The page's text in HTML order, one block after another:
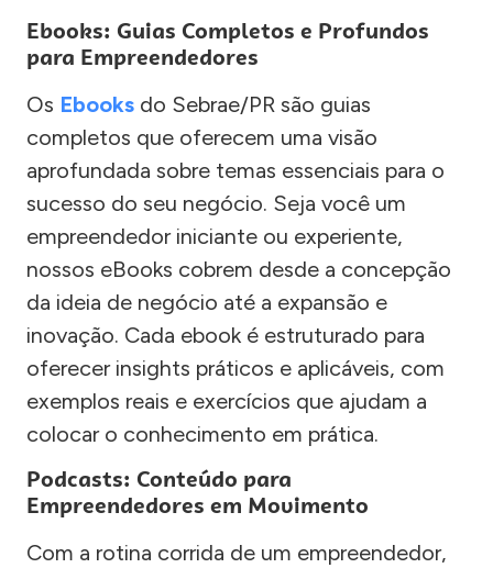
Ebooks: Guias Completos e Profundos
para Empreendedores
Os Ebooks do Sebrae/PR são guias
completos que oferecem uma visão
aprofundada sobre temas essenciais para o
sucesso do seu negócio. Seja você um
empreendedor iniciante ou experiente,
nossos eBooks cobrem desde a concepção
da ideia de negócio até a expansão e
inovação. Cada ebook é estruturado para
oferecer insights práticos e aplicáveis, com
exemplos reais e exercícios que ajudam a
colocar o conhecimento em prática.
Podcasts: Conteúdo para
Empreendedores em Movimento
Com a rotina corrida de um empreendedor,